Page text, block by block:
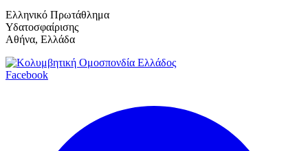
Ελληνικό Πρωτάθλημα
Υδατοσφαίρισης
Αθήνα, Ελλάδα
Facebook